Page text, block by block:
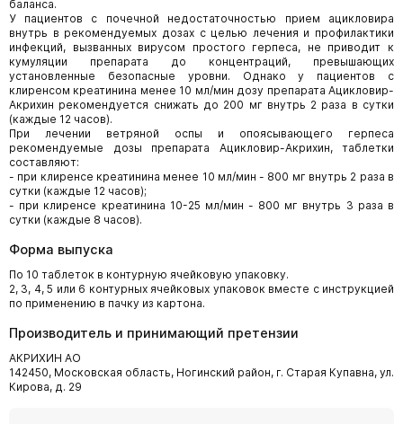
баланса.
У пациентов с почечной недостаточностью прием ацикловира
внутрь в рекомендуемых дозах с целью лечения и профилактики
инфекций, вызванных вирусом простого герпеса, не приводит к
кумуляции препарата до концентраций, превышающих
установленные безопасные уровни. Однако у пациентов с
клиренсом креатинина менее 10 мл/мин дозу препарата Ацикловир-
Акрихин рекомендуется снижать до 200 мг внутрь 2 раза в сутки
(каждые 12 часов).
При лечении ветряной оспы и опоясывающего герпеса
рекомендуемые дозы препарата Ацикловир-Акрихин, таблетки
составляют:
- при клиренсе креатинина менее 10 мл/мин - 800 мг внутрь 2 раза в
сутки (каждые 12 часов);
- при клиренсе креатинина 10-25 мл/мин - 800 мг внутрь 3 раза в
сутки (каждые 8 часов).
Форма выпуска
По 10 таблеток в контурную ячейковую упаковку.
2, 3, 4, 5 или 6 контурных ячейковых упаковок вместе с инструкцией
по применению в пачку из картона.
Производитель и принимающий претензии
АКРИХИН АО
142450, Московская область, Ногинский район, г. Старая Купавна, ул.
Кирова, д. 29